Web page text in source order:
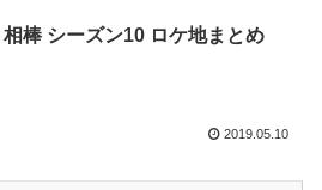
相棒 シーズン10 ロケ地まとめ
2019.05.10